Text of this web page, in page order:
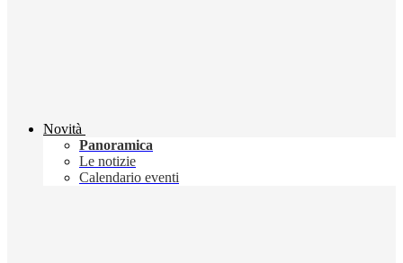
Novità
Panoramica
Le notizie
Calendario eventi